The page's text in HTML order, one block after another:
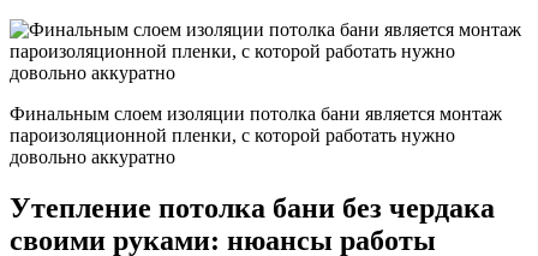
Финальным слоем изоляции потолка бани является монтаж
пароизоляционной пленки, с которой работать нужно
довольно аккуратно
Утепление потолка бани без чердака
своими руками: нюансы работы